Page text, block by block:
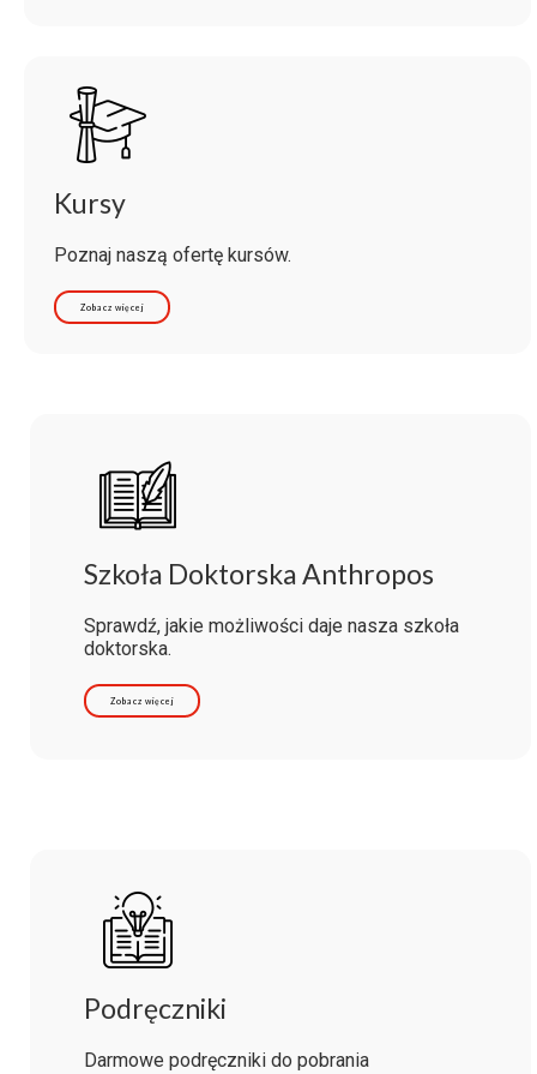
Kursy
Poznaj naszą ofertę kursów.
Zobacz więcej
Szkoła Doktorska Anthropos
Sprawdź, jakie możliwości daje nasza szkoła
doktorska.
Zobacz więcej
Podręczniki
Darmowe podręczniki do pobrania